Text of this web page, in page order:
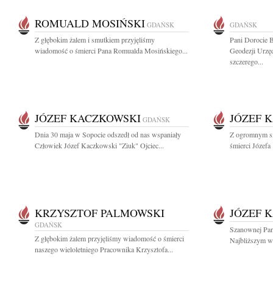
ROMUALD MOSIŃSKI GDAŃSK
Z głębokim żalem i smutkiem przyjęliśmy
wiadomość o śmierci Pana Romualda Mosińskiego...
GDAŃSK
Pani Dorocie
Geodezji
szczerego...
JÓZEF KACZKOWSKI GDAŃSK
Dnia 30 maja w Sopocie odszedł od nas wspaniały
Człowiek Józef Kaczkowski "Ziuk" Ojciec...
JÓZEF
Z ogromnym
śmierci
KRZYSZTOF PALMOWSKI
GDAŃSK
Z głębokim żalem przyjęliśmy wiadomość o śmierci
naszego wieloletniego Pracownika Krzysztofa...
JÓZEF
Szanownej
Najbliższym